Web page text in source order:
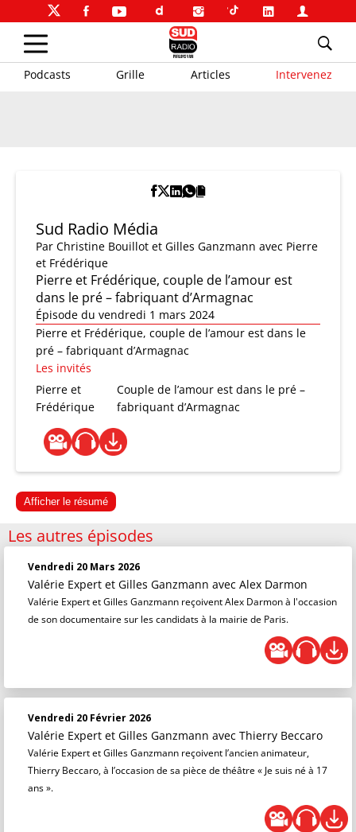
Podcasts Grille Articles Intervenez
Sud Radio Média
Par Christine Bouillot et Gilles Ganzmann avec Pierre
et Frédérique
Pierre et Frédérique, couple de l’amour est
dans le pré – fabriquant d’Armagnac
Épisode du vendredi 1 mars 2024
Pierre et Frédérique, couple de l’amour est dans le
pré – fabriquant d’Armagnac
Les invités
Pierre et
Frédérique
Couple de l’amour est dans le pré –
fabriquant d’Armagnac
Afficher le résumé
Les autres épisodes
Vendredi 20 Mars 2026
Valérie Expert et Gilles Ganzmann avec Alex Darmon
Valérie Expert et Gilles Ganzmann reçoivent Alex Darmon à l'occasion
de son documentaire sur les candidats à la mairie de Paris.
Vendredi 20 Février 2026
Valérie Expert et Gilles Ganzmann avec Thierry Beccaro
Valérie Expert et Gilles Ganzmann reçoivent l’ancien animateur,
Thierry Beccaro, à l’occasion de sa pièce de théâtre « Je suis né à 17
ans ».